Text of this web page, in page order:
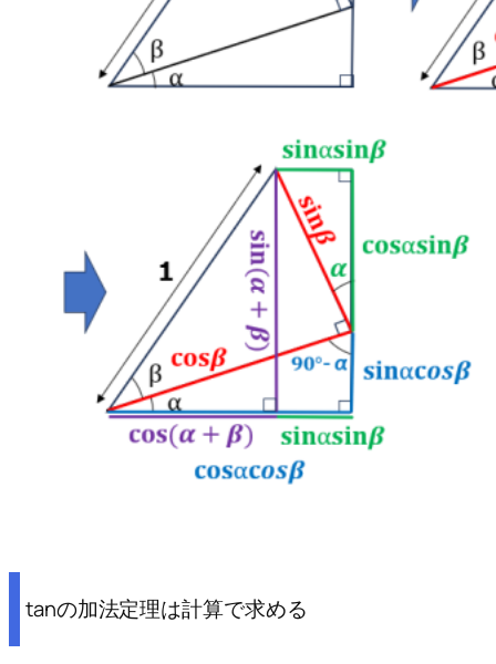
tanの加法定理は計算で求める